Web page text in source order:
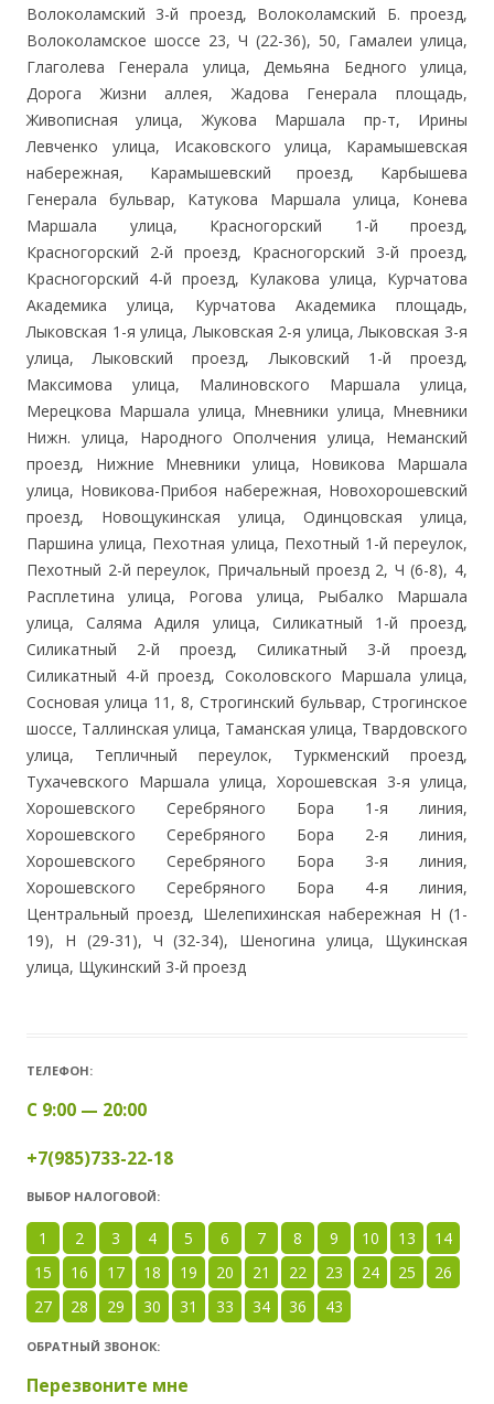
Волоколамский 3-й проезд, Волоколамский Б. проезд,
Волоколамское шоссе 23, Ч (22-36), 50, Гамалеи улица,
Глаголева Генерала улица, Демьяна Бедного улица,
Дорога Жизни аллея, Жадова Генерала площадь,
Живописная улица, Жукова Маршала пр-т, Ирины
Левченко улица, Исаковского улица, Карамышевская
набережная, Карамышевский проезд, Карбышева
Генерала бульвар, Катукова Маршала улица, Конева
Маршала улица, Красногорский 1-й проезд,
Красногорский 2-й проезд, Красногорский 3-й проезд,
Красногорский 4-й проезд, Кулакова улица, Курчатова
Академика улица, Курчатова Академика площадь,
Лыковская 1-я улица, Лыковская 2-я улица, Лыковская 3-я
улица, Лыковский проезд, Лыковский 1-й проезд,
Максимова улица, Малиновского Маршала улица,
Мерецкова Маршала улица, Мневники улица, Мневники
Нижн. улица, Народного Ополчения улица, Неманский
проезд, Нижние Мневники улица, Новикова Маршала
улица, Новикова-Прибоя набережная, Новохорошевский
проезд, Новощукинская улица, Одинцовская улица,
Паршина улица, Пехотная улица, Пехотный 1-й переулок,
Пехотный 2-й переулок, Причальный проезд 2, Ч (6-8), 4,
Расплетина улица, Рогова улица, Рыбалко Маршала
улица, Саляма Адиля улица, Силикатный 1-й проезд,
Силикатный 2-й проезд, Силикатный 3-й проезд,
Силикатный 4-й проезд, Соколовского Маршала улица,
Сосновая улица 11, 8, Строгинский бульвар, Строгинское
шоссе, Таллинская улица, Таманская улица, Твардовского
улица, Тепличный переулок, Туркменский проезд,
Тухачевского Маршала улица, Хорошевская 3-я улица,
Хорошевского Серебряного Бора 1-я линия,
Хорошевского Серебряного Бора 2-я линия,
Хорошевского Серебряного Бора 3-я линия,
Хорошевского Серебряного Бора 4-я линия,
Центральный проезд, Шелепихинская набережная Н (1-
19), Н (29-31), Ч (32-34), Шеногина улица, Щукинская
улица, Щукинский 3-й проезд
ТЕЛЕФОН:
С 9:00 — 20:00
+7(985)733-22-18
ВЫБОР НАЛОГОВОЙ:
1 2 3 4 5 6 7 8 9 10 13
14
15
16 17 18 19 20 21 22 23 24 25
26
27
28 29 30 31 33 34 36 43
ОБРАТНЫЙ ЗВОНОК:
Перезвоните мне